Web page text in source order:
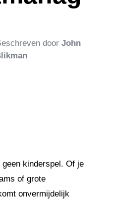
doorJohn
kinderspel. Of je
of grote
onvermijdelijk